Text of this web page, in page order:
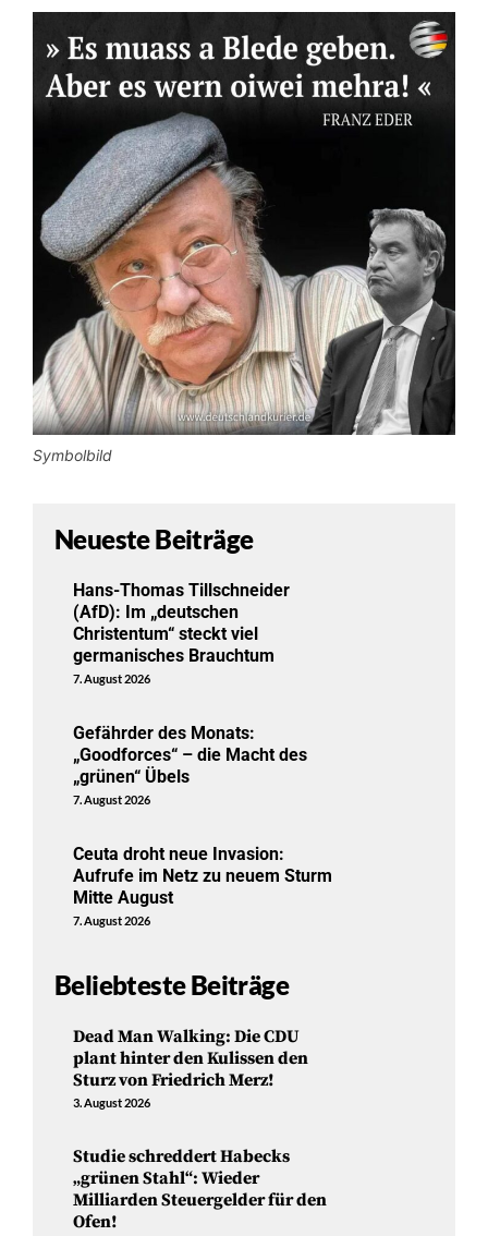
Symbolbild
Neueste Beiträge
Hans-Thomas Tillschneider
(AfD): Im „deutschen
Christentum“ steckt viel
germanisches Brauchtum
7. August 2026
Gefährder des Monats:
„Goodforces“ – die Macht des
„grünen“ Übels
7. August 2026
Ceuta droht neue Invasion:
Aufrufe im Netz zu neuem Sturm
Mitte August
7. August 2026
Beliebteste Beiträge
Dead Man Walking: Die CDU
plant hinter den Kulissen den
Sturz von Friedrich Merz!
3. August 2026
Studie schreddert Habecks
„grünen Stahl“: Wieder
Milliarden Steuergelder für den
Ofen!